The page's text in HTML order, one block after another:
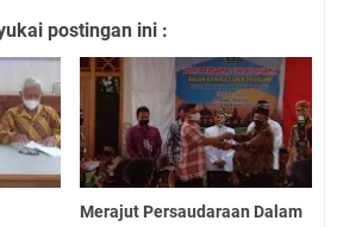
postingan ini :
Merajut Persaudaraan Dalam